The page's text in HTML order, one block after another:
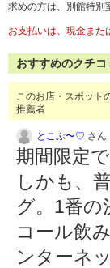
求めの方は、別館特別
お支払いは、現金また
おすすめのクチ
このお店・スポット
推薦者
とこぷ〜♡ さん
期間限定
しかも、
グ。1番
コール飲
ンターネ